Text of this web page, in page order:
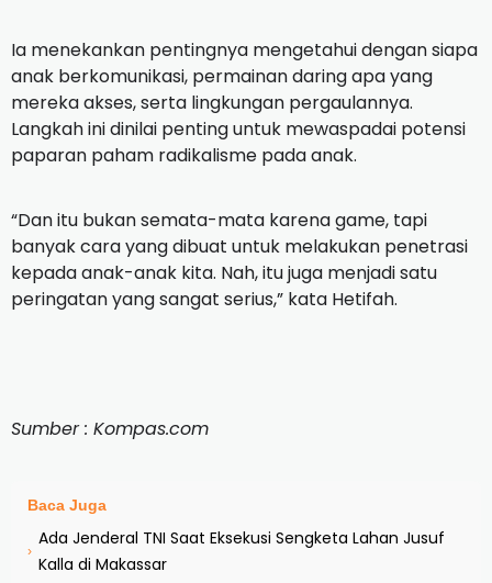
Ia menekankan pentingnya mengetahui dengan siapa
anak berkomunikasi, permainan daring apa yang
mereka akses, serta lingkungan pergaulannya.
Langkah ini dinilai penting untuk mewaspadai potensi
paparan paham radikalisme pada anak.
“Dan itu bukan semata-mata karena game, tapi
banyak cara yang dibuat untuk melakukan penetrasi
kepada anak-anak kita. Nah, itu juga menjadi satu
peringatan yang sangat serius,” kata Hetifah.
Sumber : Kompas.com
Baca Juga
›
Ada Jenderal TNI Saat Eksekusi Sengketa Lahan Jusuf
Kalla di Makassar